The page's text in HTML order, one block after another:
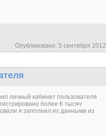
Опубликовано: 5 сентября 2012
личный кабинет пользователя
более 6 тысяч
я заполнил их данными из